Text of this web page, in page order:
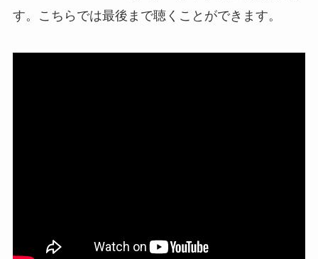
す。こちらでは最後まで聴くことができます。